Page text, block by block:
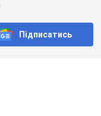
Підписатись